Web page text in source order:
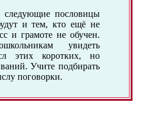
пословицы
и тем, кто ещё не
и грамоте не обучен.
увидеть
этих коротких, но
Учите подбирать
поговорки.